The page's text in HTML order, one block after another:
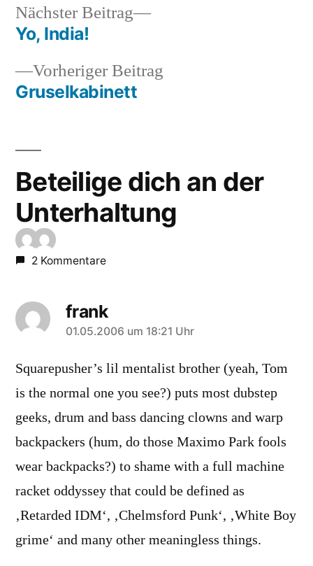
Beitragsnavigation
Vorheriger Beitrag
Gruselkabinett
Nächster Beitrag
Nächster
Yo, India!
Beteilige dich an der
Unterhaltung
2 Kommentare
frank
sagt:
01.05.2006 um 18:21 Uhr
Squarepusher’s lil mentalist brother (yeah, Tom
is the normal one you see?) puts most dubstep
geeks, drum and bass dancing clowns and warp
backpackers (hum, do those Maximo Park fools
wear backpacks?) to shame with a full machine
racket oddyssey that could be defined as
‚Retarded IDM‘, ‚Chelmsford Punk‘, ‚White Boy
grime‘ and many other meaningless things.